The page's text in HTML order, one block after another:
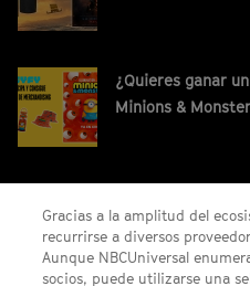
¿Quieres ganar
Minions &
Gracias a la amplitud del
recurrirse a diversos
Aunque NBCUniversal
socios, puede utilizarse una